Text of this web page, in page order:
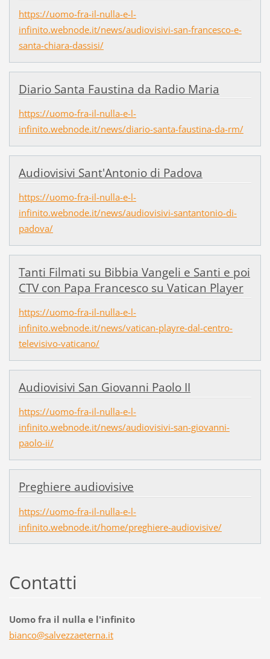
https://uomo-fra-il-nulla-e-l-
infinito.webnode.it/news/audiovisivi-san-francesco-e-
santa-chiara-dassisi/
Diario Santa Faustina da Radio Maria
https://uomo-fra-il-nulla-e-l-
infinito.webnode.it/news/diario-santa-faustina-da-rm/
Audiovisivi Sant'Antonio di Padova
https://uomo-fra-il-nulla-e-l-
infinito.webnode.it/news/audiovisivi-santantonio-di-
padova/
Tanti Filmati su Bibbia Vangeli e Santi e poi
CTV con Papa Francesco su Vatican Player
https://uomo-fra-il-nulla-e-l-
infinito.webnode.it/news/vatican-playre-dal-centro-
televisivo-vaticano/
Audiovisivi San Giovanni Paolo II
https://uomo-fra-il-nulla-e-l-
infinito.webnode.it/news/audiovisivi-san-giovanni-
paolo-ii/
Preghiere audiovisive
https://uomo-fra-il-nulla-e-l-
infinito.webnode.it/home/preghiere-audiovisive/
Contatti
Uomo fra il nulla e l'infinito
bianco@salvezzaeterna.it